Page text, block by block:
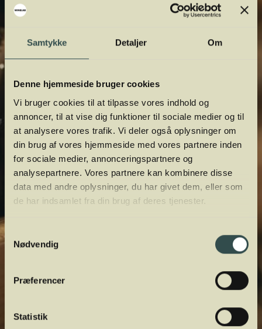
Samtykke Detaljer Om
Denne hjemmeside bruger cookies
Vi bruger cookies til at tilpasse vores indhold og
annoncer, til at vise dig funktioner til sociale medier og til
at analysere vores trafik. Vi deler også oplysninger om
din brug af vores hjemmeside med vores partnere inden
for sociale medier, annonceringspartnere og
analysepartnere. Vores partnere kan kombinere disse
data med andre oplysninger, du har givet dem, eller som
de har indsamlet fra din brug af deres tjenester.
Samtykkevalg
Nødvendig
Præferencer
Statistik
Vinens verden er fuld af komplicerede
vinordbog, så du lettere kan navigere og
orientere dig.